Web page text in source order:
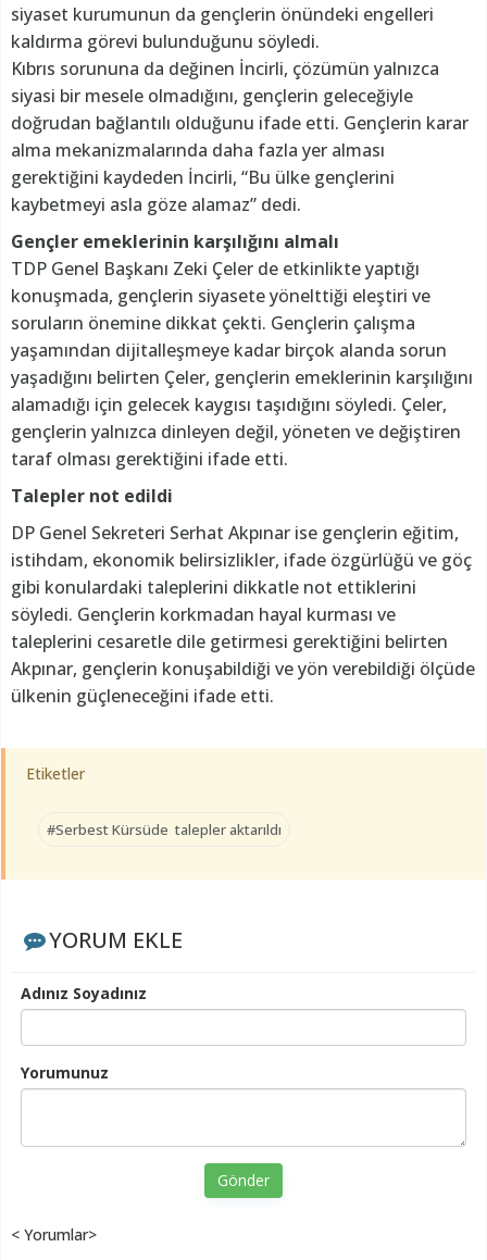
siyaset kurumunun da gençlerin önündeki engelleri
kaldırma görevi bulunduğunu söyledi.
Kıbrıs sorununa da değinen İncirli, çözümün yalnızca
siyasi bir mesele olmadığını, gençlerin geleceğiyle
doğrudan bağlantılı olduğunu ifade etti. Gençlerin karar
alma mekanizmalarında daha fazla yer alması
gerektiğini kaydeden İncirli, “Bu ülke gençlerini
kaybetmeyi asla göze alamaz” dedi.
Gençler emeklerinin karşılığını almalı
TDP Genel Başkanı Zeki Çeler de etkinlikte yaptığı
konuşmada, gençlerin siyasete yönelttiği eleştiri ve
soruların önemine dikkat çekti. Gençlerin çalışma
yaşamından dijitalleşmeye kadar birçok alanda sorun
yaşadığını belirten Çeler, gençlerin emeklerinin karşılığını
alamadığı için gelecek kaygısı taşıdığını söyledi. Çeler,
gençlerin yalnızca dinleyen değil, yöneten ve değiştiren
taraf olması gerektiğini ifade etti.
Talepler not edildi
DP Genel Sekreteri Serhat Akpınar ise gençlerin eğitim,
istihdam, ekonomik belirsizlikler, ifade özgürlüğü ve göç
gibi konulardaki taleplerini dikkatle not ettiklerini
söyledi. Gençlerin korkmadan hayal kurması ve
taleplerini cesaretle dile getirmesi gerektiğini belirten
Akpınar, gençlerin konuşabildiği ve yön verebildiği ölçüde
ülkenin güçleneceğini ifade etti.
Etiketler
#Serbest Kürsüde talepler aktarıldı
YORUM EKLE
Adınız Soyadınız
Yorumunuz
Gönder
< Yorumlar>